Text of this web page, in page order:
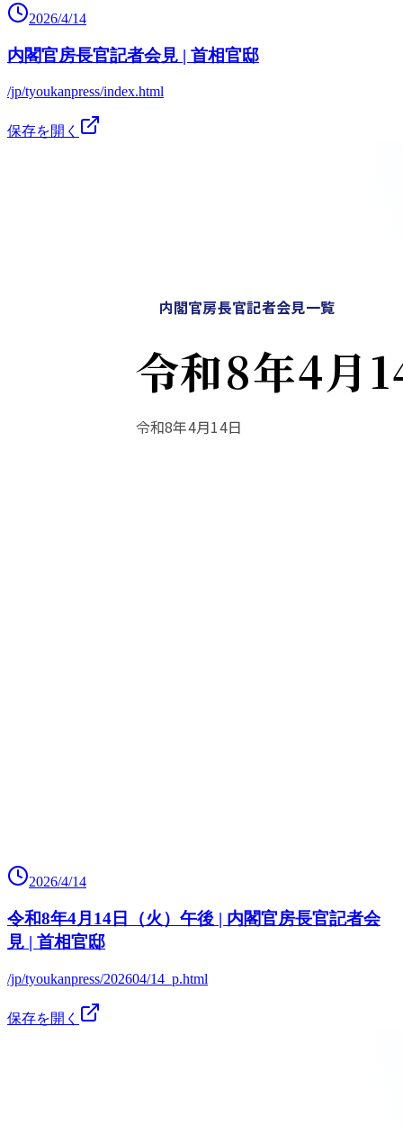
2026/4/14
内閣官房長官記者会見 | 首相官邸
/jp/tyoukanpress/index.html
保存を開く
2026/4/14
令和8年4月14日（火）午後 | 内閣官房長官記者会
見 | 首相官邸
/jp/tyoukanpress/202604/14_p.html
保存を開く